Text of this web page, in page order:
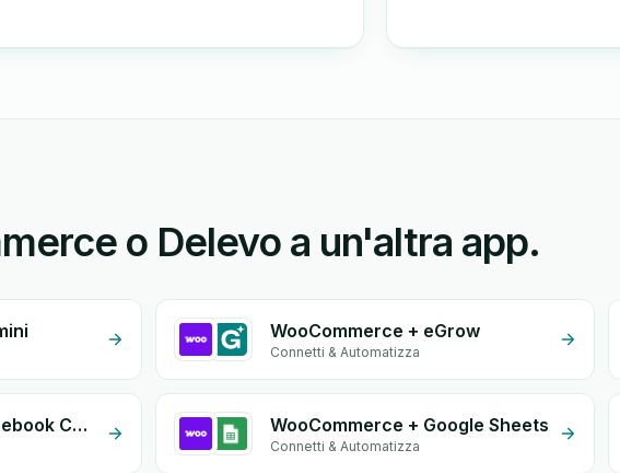
o Delevo a un'altra app.
WooCommerce + eGrow
Connetti & Automatizza
WooCommerce + Facebook Comments WooCommerce + Google Sheets
Connetti & Automatizza